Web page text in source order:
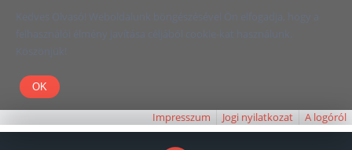
Kedves Olvasó! Weboldalunk böngészésével Ön elfogadja, hogy a
felhasználói élmény javítása céljából cookie-kat használunk.
Köszönjük!
Impresszum Jogi nyilatkozat A logóról